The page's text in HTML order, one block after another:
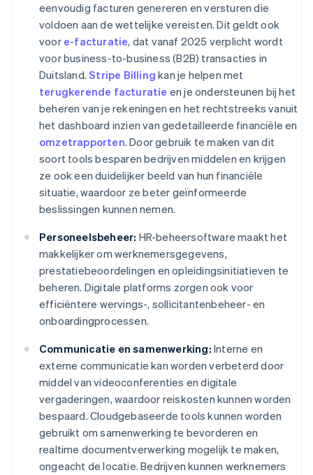
eenvoudig facturen genereren en versturen die
voldoen aan de wettelijke vereisten. Dit geldt ook
voor e-facturatie, dat vanaf 2025 verplicht wordt
voor business-to-business (B2B) transacties in
Duitsland.Stripe Billing kan je helpen met
terugkerende facturatie en je ondersteunen bij het
beheren van je rekeningen en het rechtstreeks vanuit
het dashboard inzien van gedetailleerde financiële en
omzetrapporten. Door gebruik te maken van dit
soort tools besparen bedrijven middelen en krijgen
ze ook een duidelijker beeld van hun financiële
situatie, waardoor ze beter geïnformeerde
beslissingen kunnen nemen.
Personeelsbeheer: HR-beheersoftware maakt het
makkelijker om werknemersgegevens,
prestatiebeoordelingen en opleidingsinitiatieven te
beheren. Digitale platforms zorgen ook voor
efficiëntere wervings-, sollicitantenbeheer- en
onboardingprocessen.
Communicatie en samenwerking: Interne en
externe communicatie kan worden verbeterd door
middel van videoconferenties en digitale
vergaderingen, waardoor reiskosten kunnen worden
bespaard. Cloudgebaseerde tools kunnen worden
gebruikt om samenwerking te bevorderen en
realtime documentverwerking mogelijk te maken,
ongeacht de locatie. Bedrijven kunnen werknemers